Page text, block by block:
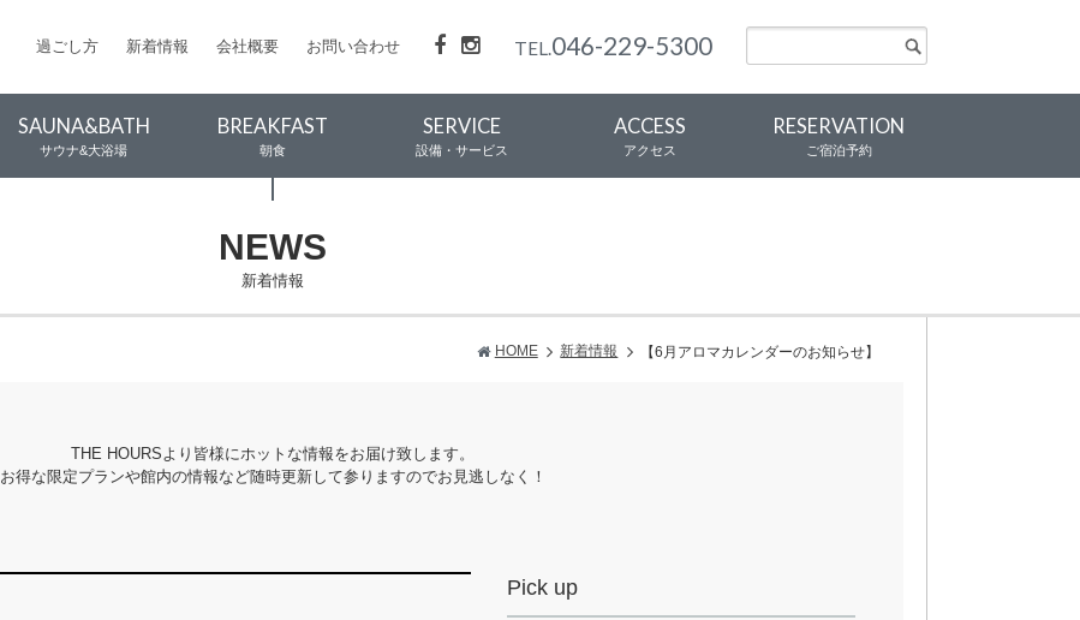
過ごし方 新着情報 会社概要 お問い合わせ TEL.046-229-5300
SAUNA&BATH
サウナ&大浴場
BREAKFAST
朝食
SERVICE
設備・サービス
ACCESS
アクセス
RESERVATION
ご宿泊予約
NEWS
新着情報
HOME 新着情報 【6月アロマカレンダーのお知らせ】⁠
THE HOURSより皆様にホットな情報をお届け致します。
お得な限定プランや館内の情報など随時更新して参りますのでお見逃しなく！
Pick up